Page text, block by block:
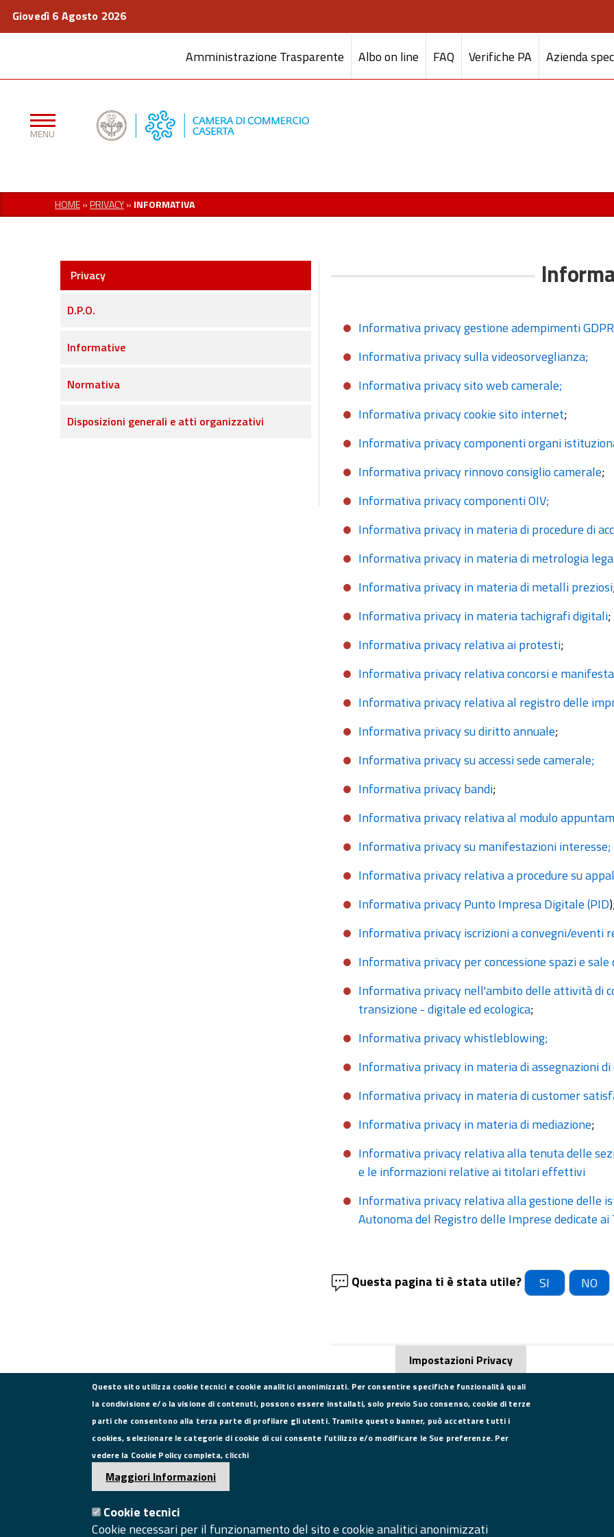
Giovedì 6 Agosto 2026
Amministrazione Trasparente Albo on line FAQ Verifiche PA Azienda
HOME»PRIVACY» INFORMATIVA
Privacy
D.P.O.
Informative
Normativa
Disposizioni generali e atti organizzativi
Informativa privacy gestione adempimenti
Informativa privacy sulla videosorveglianza;
Informativa privacy sito web camerale;
Informativa privacy cookie sito internet;
Informativa privacy componenti organi
Informativa privacy rinnovo consiglio camerale;
Informativa privacy componenti OIV;
Informativa privacy in materia di procedure di
Informativa privacy in materia di metrologia
Informativa privacy in materia di metalli preziosi
Informativa privacy in materia tachigrafi digitali;
Informativa privacy relativa ai protesti;
Informativa privacy relativa concorsi e
Informativa privacy relativa al registro delle
Informativa privacy su diritto annuale;
Informativa privacy su accessi sede camerale;
Informativa privacy bandi;
Informativa privacy relativa al modulo
Informativa privacy su manifestazioni interesse;
Informativa privacy relativa a procedure su
Informativa privacy Punto Impresa Digitale (PID
Informativa privacy iscrizioni a convegni/eventi
Informativa privacy per concessione spazi e sale
Informativa privacy nell'ambito delle attività di
transizione - digitale ed ecologica;
Informativa privacy whistleblowing;
Informativa privacy in materia di assegnazioni
Informativa privacy in materia di customer
Informativa privacy in materia di mediazione;
Informativa privacy relativa alla tenuta delle
e le informazioni relative ai titolari effettivi
Informativa privacy relativa alla gestione delle
Autonoma del Registro delle Imprese dedicate
Questa pagina ti è stata utile? SI NO
CONTATTI
Via Roma, 75, 81100 Caserta
Tel. 0823249111
camera.commercio.caserta@ce.legalmail.camcom.it
DATI PER LA FATTURAZIONE
Impostazioni Privacy
Questo sito utilizza cookie tecnici e cookie analitici anonimizzati. Per consentire specifiche funzionalità quali
la condivisione e/o la visione di contenuti, possono essere installati, solo previo Suo consenso, cookie di terze
parti che consentono alla terza parte di profilare gli utenti. Tramite questo banner, può accettare tutti i
cookies, selezionare le categorie di cookie di cui consente l’utilizzo e/o modificare le Sue preferenze. Per
vedere la Cookie Policy completa, clicchi
Maggiori Informazioni
Cookie tecnici
Cookie necessari per il funzionamento del sito e cookie analitici anonimizzati